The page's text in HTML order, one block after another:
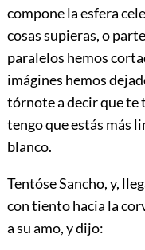
compone la esfera
cosas supieras, o
paralelos hemos
imágines hemos
tórnote a decir que te
tengo que estás más
blanco.
Tentóse Sancho, y,
con tiento hacia la
a su amo, y dijo: